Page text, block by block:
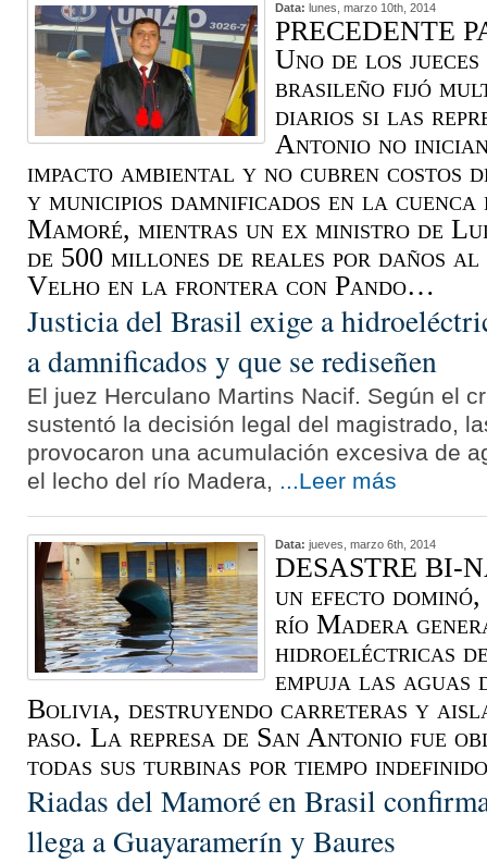
Data: lunes, marzo 10th, 2014
PRECEDENTE
Uno de los
brasileño fijó
diarios si las
Antonio no
impacto ambiental y no cubren costos
y municipios damnificados en la
Mamoré, mientras un ex ministro de
de 500 millones de reales por daños al
Velho en la frontera con Pando…
Justicia del Brasil exige a
a damnificados y que se rediseñen
El juez Herculano Martins Nacif. Según el
sustentó la decisión legal del magistrado,
provocaron una acumulación excesiva de
el lecho del río Madera, ...Leer más
Data: jueves, marzo 6th, 2014
DESASTRE BI-
un efecto
río Madera
hidroeléctricas
empuja las
Bolivia, destruyendo carreteras y
paso. La represa de San Antonio fue
todas sus turbinas por tiempo
Riadas del Mamoré en Brasil
llega a Guayaramerín y Baures